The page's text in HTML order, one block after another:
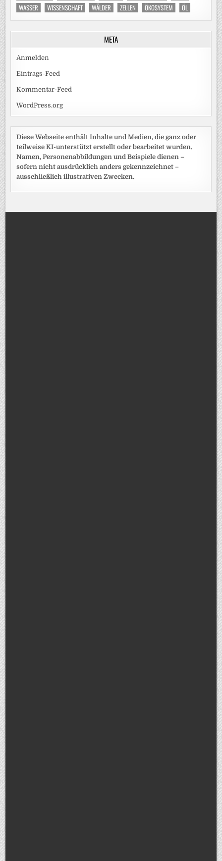
WASSER
WISSENSCHAFT WÄLDER ZELLEN ÖKOSYSTEM ÖL
META
Anmelden
Eintrags-Feed
Kommentar-Feed
WordPress.org
Diese Webseite enthält Inhalte und Medien, die ganz oder
teilweise KI-unterstützt erstellt oder bearbeitet wurden.
Namen, Personenabbildungen und Beispiele dienen –
sofern nicht ausdrücklich anders gekennzeichnet –
ausschließlich illustrativen Zwecken.